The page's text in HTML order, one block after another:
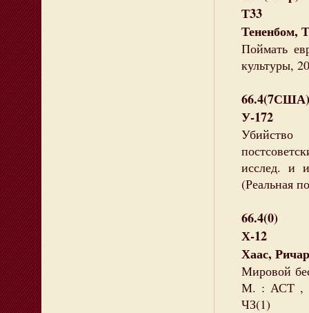
Т33
Тененбом,
Поймать
культуры,
66.4(7США)
У-172
исслед. и
(Реальная
66.4(0)
Х-12
Хаас,
Мировой
М. : АСТ ,
ЧЗ(1)